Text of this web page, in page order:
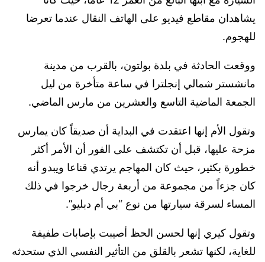
يشاهدان مقاطع فيديو على الهاتف النقال عندما تعرضا
للهجوم.
ووقعت الحادثة في بلدة بولتون، بالقرب من مدينة
مانشستر شمالي إنجلترا في ساعة متأخرة من ليل
الجمعة الماضية التاسع والعشرين من مارس الماضي.
وتقول الأم إنها اعتقدت في البداية أن صديقاً كان يمارس
مزحة عليها، قبل أن تكتشف على الفور أن الأمر أكثر
خطورة بكثير، حيث كان المهاجم يرتدي قناعا ويبدو أنه
كان جزءاً من مجموعة من أربعة رجال خرجوا في ذلك
المساء لسرقة سيارتها من نوع “بي أم دبليو”.
وتقول كيري إنها لحسن الحظ أصيبت بإصابات طفيفة
للغاية، لكنها تشعر بالقلق من التأثير النفسي الذي ستحدثه